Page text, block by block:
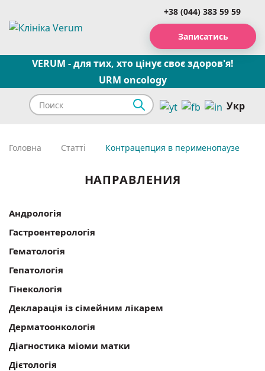
+38 (044) 383 59 59
Записатись
VERUM - для тих, хто цінує своє здоров'я!
URM oncology
Укр
Головна Статті Контрацепция в перименопаузе
НАПРАВЛЕНИЯ
Андрологія
Гастроентерологія
Гематологія
Гепатологія
Гінекологія
Декларація із сімейним лікарем
Дерматоонкологія
Діагностика міоми матки
Дієтологія